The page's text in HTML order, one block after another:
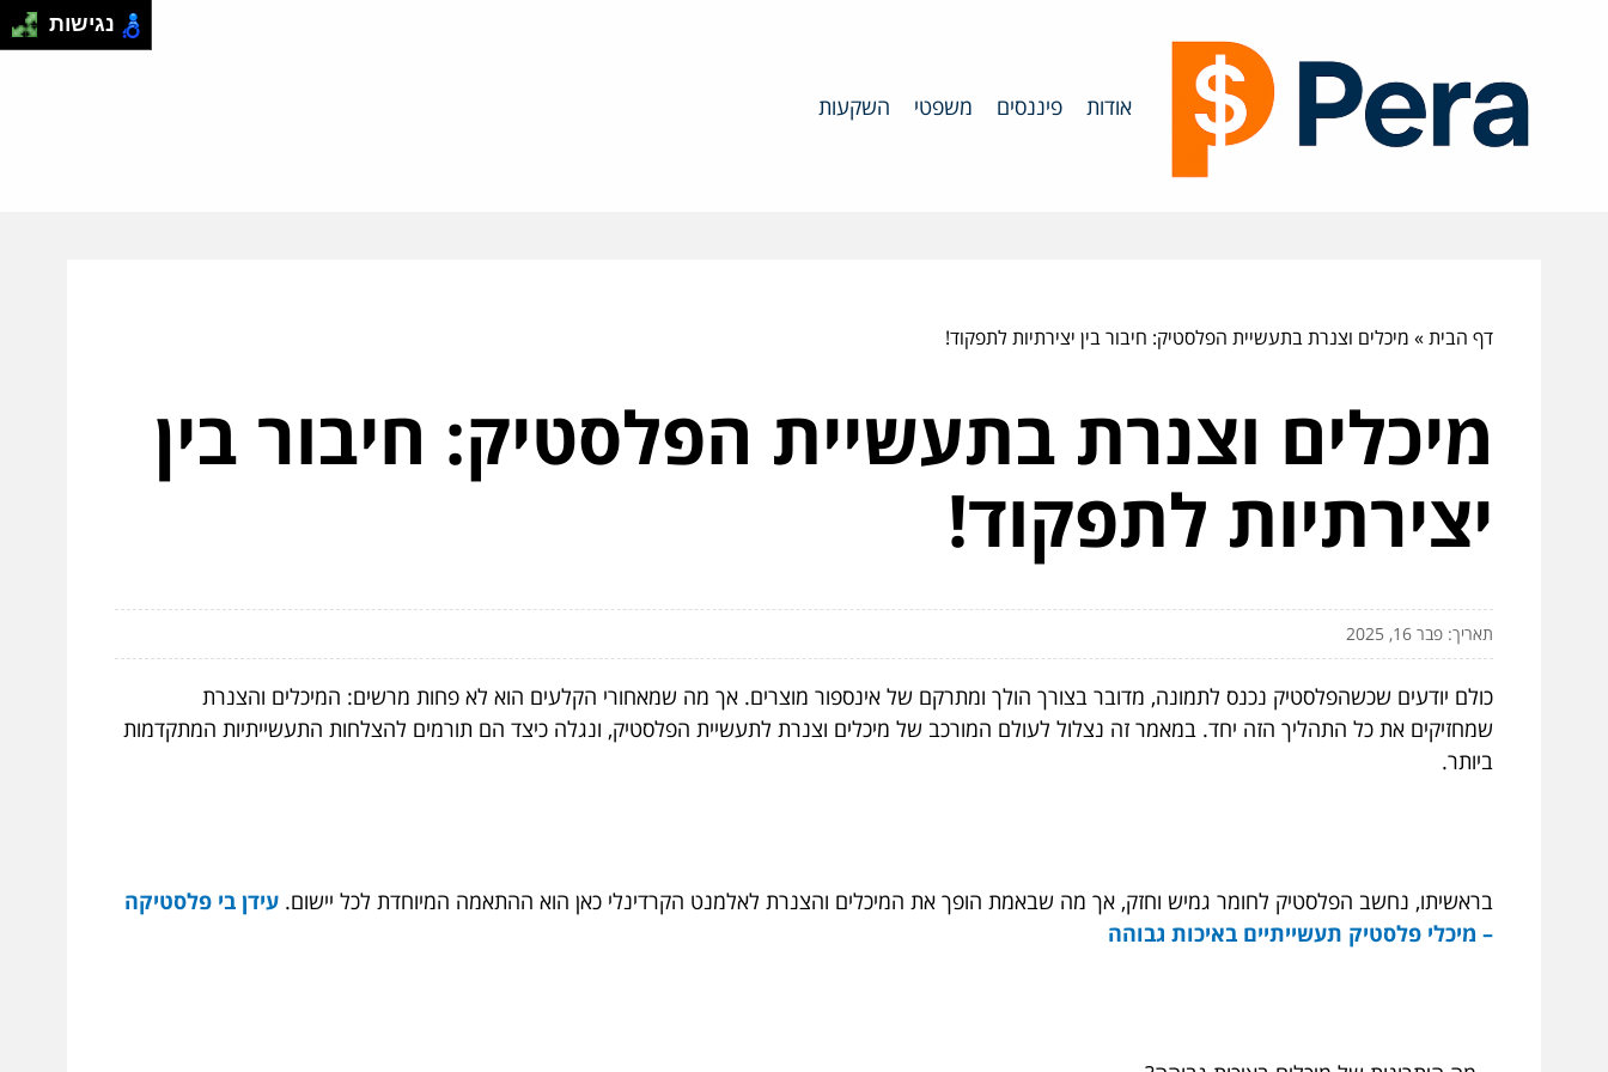
אודות פיננסים משפטי השקעות
דף הבית» מיכלים וצנרת בתעשיית הפלסטיק: חיבור בין יצירתיות לתפקוד!
מיכלים וצנרת בתעשיית הפלסטיק: חיבור בין
יצירתיות לתפקוד!
תאריך: פבר 16, 2025
כולם יודעים שכשהפלסטיק נכנס לתמונה, מדובר בצורך הולך ומתרקם של אינספור מוצרים. אך מה שמאחורי הקלעים הוא לא פחות מרשים: המיכלים והצנרת
שמחזיקים את כל התהליך הזה יחד. במאמר זה נצלול לעולם המורכב של מיכלים וצנרת לתעשיית הפלסטיק, ונגלה כיצד הם תורמים להצלחות התעשייתיות המתקדמות
ביותר.
בראשיתו, נחשב הפלסטיק לחומר גמיש וחזק, אך מה שבאמת הופך את המיכלים והצנרת לאלמנט הקרדינלי כאן הוא ההתאמה המיוחדת לכל יישום. עידן בי פלסטיקה
– מיכלי פלסטיק תעשייתיים באיכות גבוהה
נגישות